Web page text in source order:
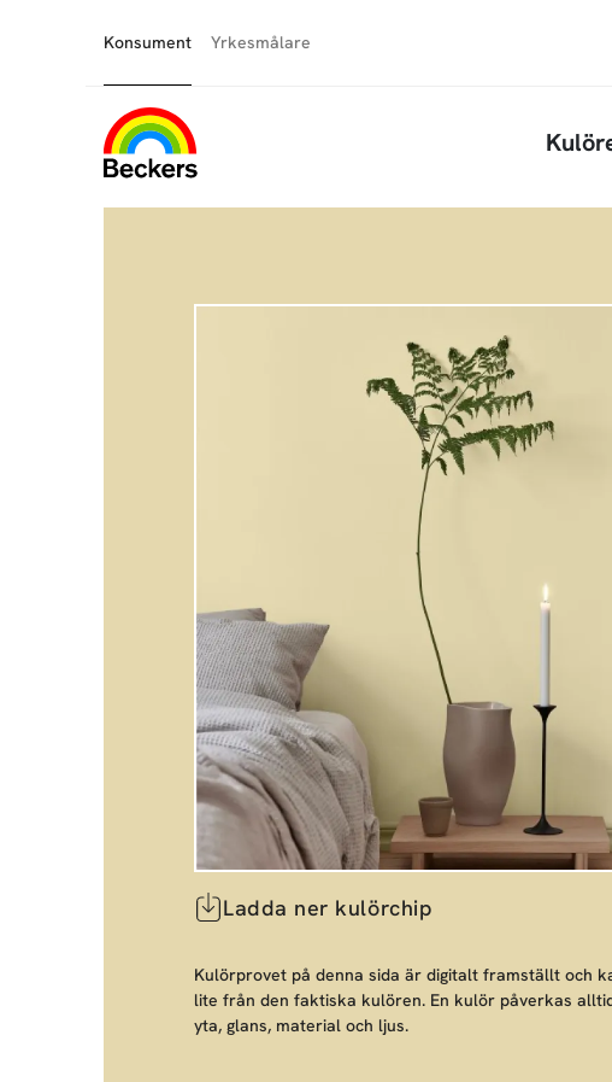
Konsument Yrkesmålare
Ladda ner kulörchip
Kulörprovet på denna sida är digitalt framställt och
lite från den faktiska kulören. En kulör påverkas
yta, glans, material och ljus.